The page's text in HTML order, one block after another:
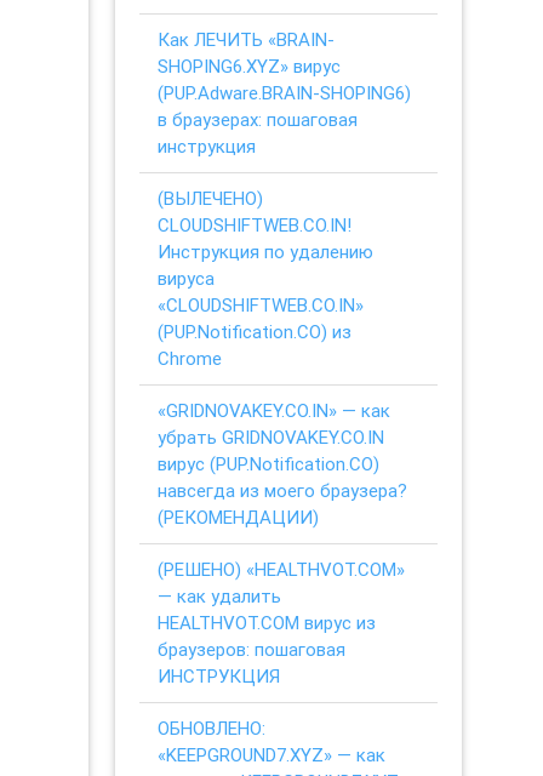
Как ЛЕЧИТЬ «BRAIN-
SHOPING6.XYZ» вирус
(PUP.Adware.BRAIN-SHOPING6)
в браузерах: пошаговая
инструкция
(ВЫЛЕЧЕНО)
CLOUDSHIFTWEB.CO.IN!
Инструкция по удалению
вируса
«CLOUDSHIFTWEB.CO.IN»
(PUP.Notification.CO) из
Chrome
«GRIDNOVAKEY.CO.IN» — как
убрать GRIDNOVAKEY.CO.IN
вирус (PUP.Notification.CO)
навсегда из моего браузера?
(РЕКОМЕНДАЦИИ)
(РЕШЕНО) «HEALTHVOT.COM»
— как удалить
HEALTHVOT.COM вирус из
браузеров: пошаговая
ИНСТРУКЦИЯ
ОБНОВЛЕНО:
«KEEPGROUND7.XYZ» — как